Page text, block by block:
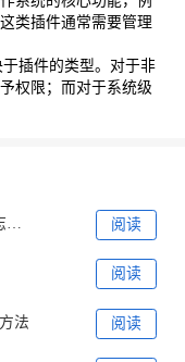
类插件通常需要管理
插件的类型。对于非
权限；而对于系统级
Google Chrome浏览器下载安装包日志文件查看方法 阅读
阅读
法 阅读